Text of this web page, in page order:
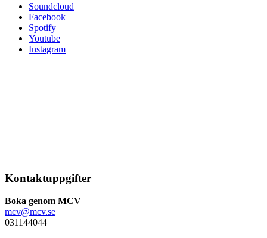
Soundcloud
Facebook
Spotify
Youtube
Instagram
Kontaktuppgifter
Boka genom MCV
mcv@mcv.se
031144044